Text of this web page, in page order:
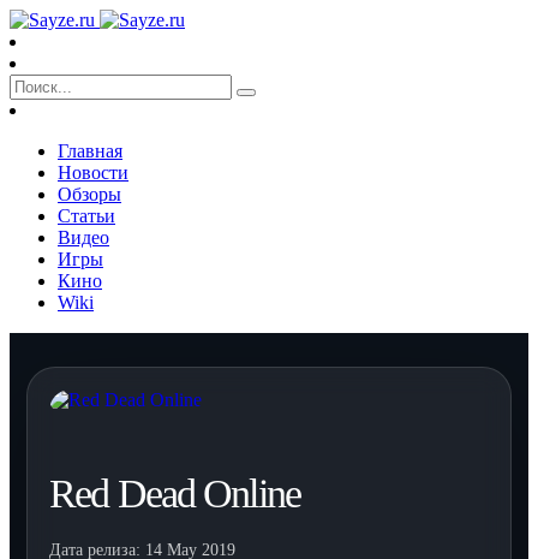
Главная
Новости
Обзоры
Статьи
Видео
Игры
Кино
Wiki
Red Dead Online
Дата релиза: 14 May 2019